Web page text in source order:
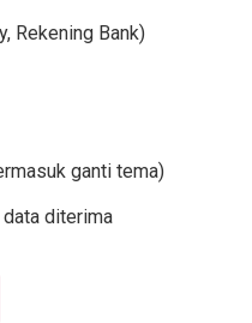
Rekening Bank)
ganti tema)
diterima